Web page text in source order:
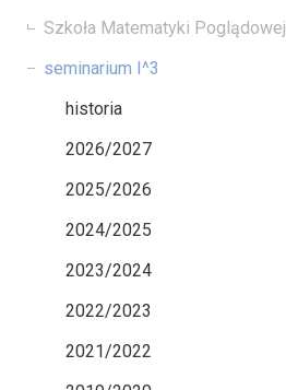
Szkoła Matematyki Poglądowej
seminarium I^3
historia
2026/2027
2025/2026
2024/2025
2023/2024
2022/2023
2021/2022